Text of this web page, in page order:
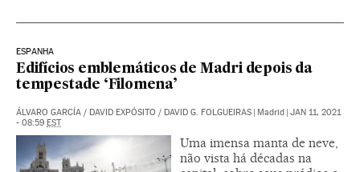
ESPANHA
Edifícios emblemáticos de Madri depois da
tempestade ‘Filomena’
ÁLVARO GARCÍA / DAVID EXPÓSITO / DAVID G. FOLGUEIRAS Madrid
JAN 11, 2021
- 08:59 EST
Uma imensa manta de neve,
não vista há décadas na